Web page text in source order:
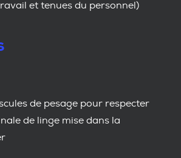
et tenues du personnel)
de pesage pour respecter
de linge mise dans la